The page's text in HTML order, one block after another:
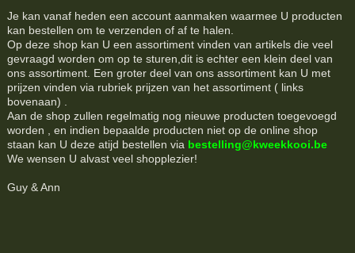
Je kan vanaf heden een account aanmaken waarmee U producten
kan bestellen om te verzenden of af te halen.
Op deze shop kan U een assortiment vinden van artikels die veel
gevraagd worden om op te sturen,dit is echter een klein deel van
ons assortiment. Een groter deel van ons assortiment kan U met
prijzen vinden via rubriek prijzen van het assortiment ( links
bovenaan) .
Aan de shop zullen regelmatig nog nieuwe producten toegevoegd
worden , en indien bepaalde producten niet op de online shop
staan kan U deze atijd bestellen via bestelling@kweekkooi.be
We wensen U alvast veel shopplezier!
Guy & Ann